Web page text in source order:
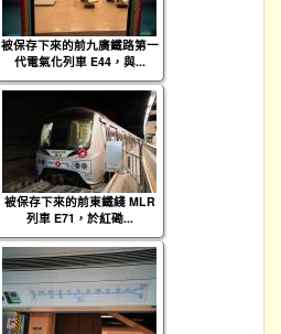
被保存下來的前九廣鐵路第一
代電氣化列車 E44，與...
被保存下來的前東鐵綫 MLR
列車 E71，於紅磡...